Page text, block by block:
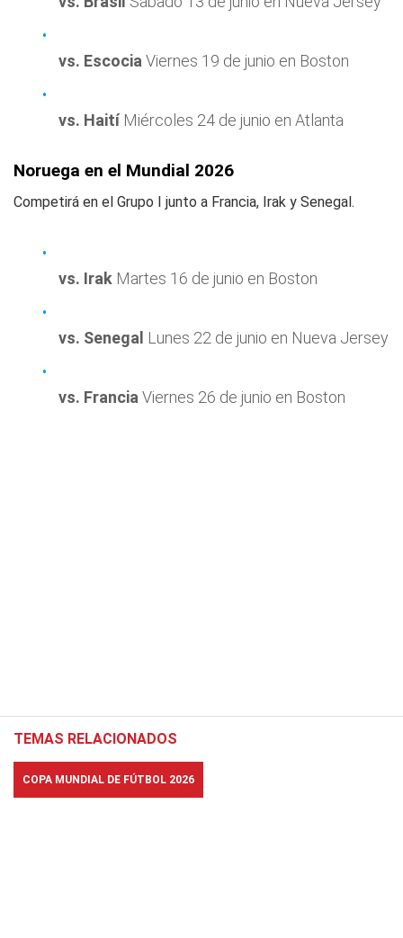
vs. Escocia Viernes 19 de junio en Boston
vs. Haití Miércoles 24 de junio en Atlanta
Noruega en el Mundial 2026
Competirá en el Grupo I junto a Francia, Irak y Senegal.
vs. Irak Martes 16 de junio en Boston
vs. Senegal Lunes 22 de junio en Nueva Jersey
vs. Francia Viernes 26 de junio en Boston
TEMAS RELACIONADOS
COPA MUNDIAL DE FÚTBOL 2026